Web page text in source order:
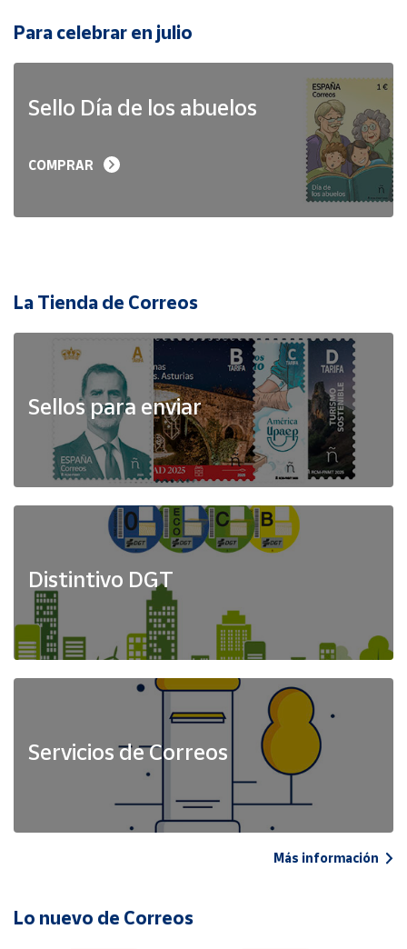
Para celebrar en julio
Sello Día de los abuelos
COMPRAR
La Tienda de Correos
Sellos para enviar
Distintivo DGT
Servicios de Correos
Más información
Lo nuevo de Correos